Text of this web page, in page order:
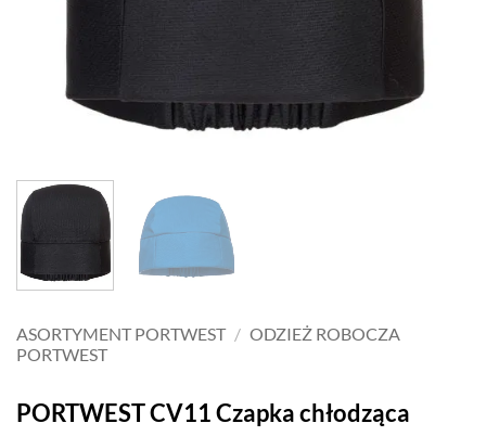
ASORTYMENT PORTWEST / ODZIEŻ ROBOCZA
PORTWEST
PORTWEST CV11 Czapka chłodząca